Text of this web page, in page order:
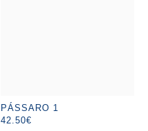
PÁSSARO 1
42.50€